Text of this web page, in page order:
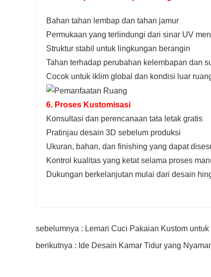
Bahan tahan lembap dan tahan jamur
Permukaan yang terlindungi dari sinar UV
Struktur stabil untuk lingkungan berangin
Tahan terhadap perubahan kelembapan dan
Cocok untuk iklim global dan kondisi luar
6. Proses Kustomisasi
Konsultasi dan perencanaan tata letak gratis
Pratinjau desain 3D sebelum produksi
Ukuran, bahan, dan finishing yang dapat
Kontrol kualitas yang ketat selama proses
Dukungan berkelanjutan mulai dari desain
sebelumnya : Lemari Cuci Pakaian Kustom untuk
berikutnya : Ide Desain Kamar Tidur yang